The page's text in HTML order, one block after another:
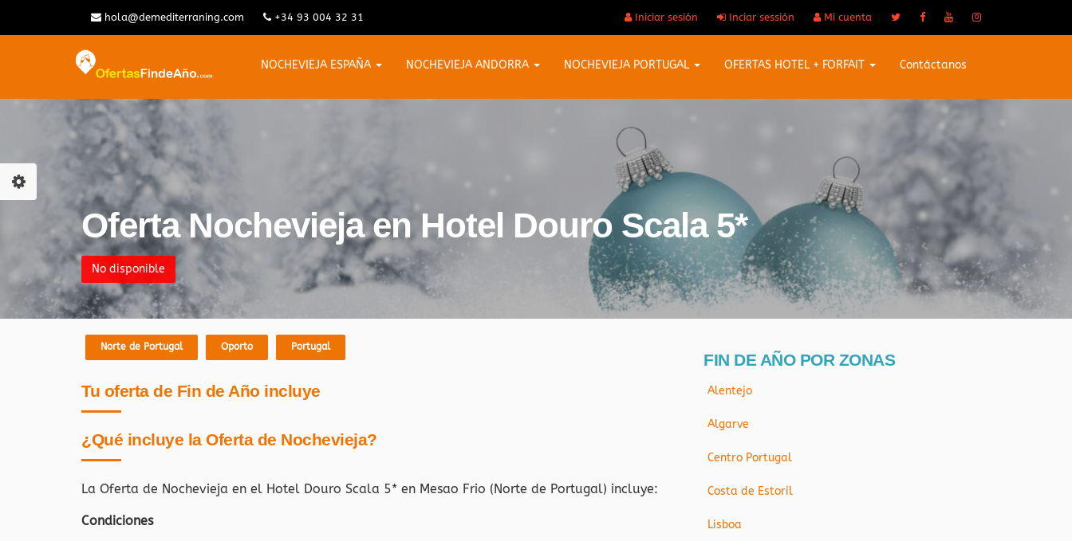
hola@demediterraning.com +34 93 004 32 31 Iniciar sesión Inciar sessión Mi cuenta
NOCHEVIEJA ESPAÑA NOCHEVIEJA ANDORRA NOCHEVIEJA PORTUGAL OFERTAS HOTEL + FORFAIT Contáctanos
Oferta Nochevieja en Hotel Douro Scala 5*
No disponible
Norte de Portugal Oporto Portugal
Tu oferta de Fin de Año incluye
¿Qué incluye la Oferta de Nochevieja?
La Oferta de Nochevieja en el Hotel Douro Scala 5* en Mesao Frio (Norte de Portugal) incluye:
Condiciones
FIN DE AÑO POR ZONAS
Alentejo
Algarve
Centro Portugal
Costa de Estoril
Lisboa